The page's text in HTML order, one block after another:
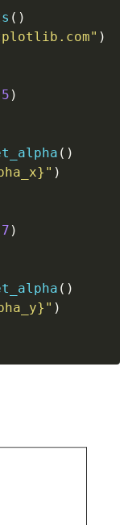
( )
)
)
( )
} " )
)
( )
} " )